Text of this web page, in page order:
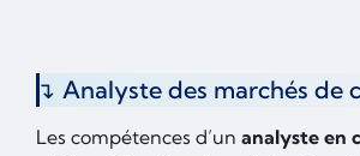
Analyste des marchés de
Les compétences d’un analyste en